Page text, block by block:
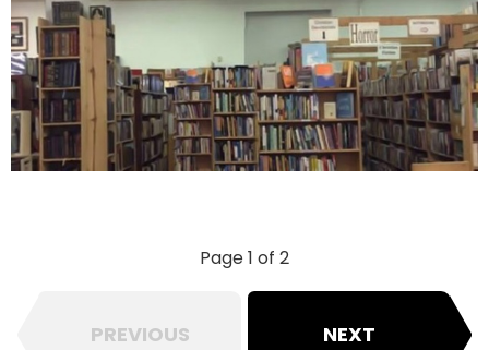
Page 1 of 2
PREVIOUS NEXT